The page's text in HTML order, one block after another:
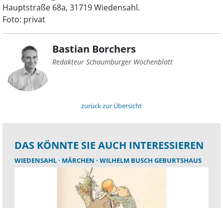
Hauptstraße 68a, 31719 Wiedensahl.
Foto: privat
Bastian Borchers
Redakteur Schaumburger Wochenblatt
zurück zur Übersicht
DAS KÖNNTE SIE AUCH INTERESSIEREN
WIEDENSAHL MÄRCHEN WILHELM BUSCH GEBURTSHAUS